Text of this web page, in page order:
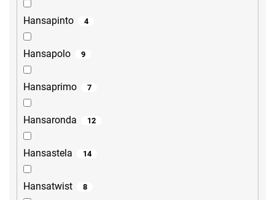
Hansapinto 4
Hansapolo 9
Hansaprimo 7
Hansaronda 12
Hansastela 14
Hansatwist 8